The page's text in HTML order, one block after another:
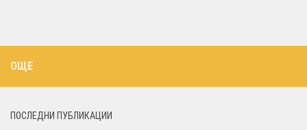
ОЩЕ
ПОСЛЕДНИ ПУБЛИКАЦИИ